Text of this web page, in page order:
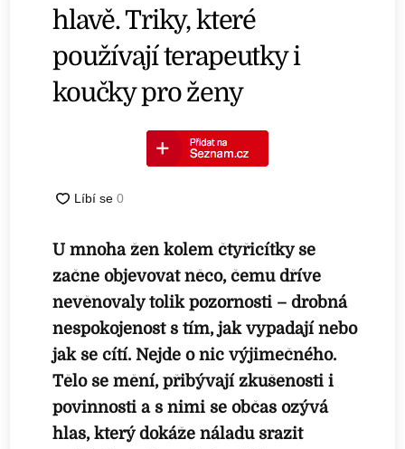
hlavě. Triky, které
používají terapeutky i
koučky pro ženy
U mnoha žen kolem čtyřicítky se
začne objevovat něco, čemu dříve
nevěnovaly tolik pozornosti – drobná
nespokojenost s tím, jak vypadají nebo
jak se cítí. Nejde o nic výjimečného.
Tělo se mění, přibývají zkušenosti i
povinnosti a s nimi se občas ozývá
hlas, který dokáže náladu srazit